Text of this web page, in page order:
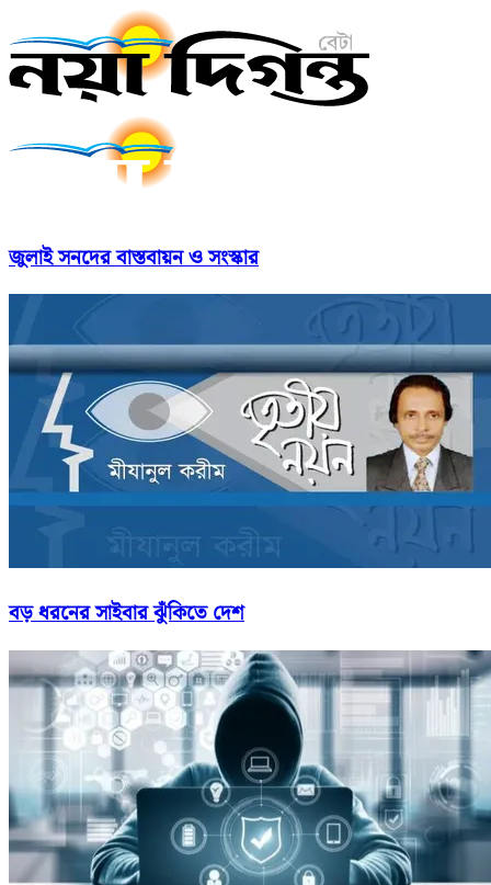
জুলাই সনদের বাস্তবায়ন ও সংস্কার
বড় ধরনের সাইবার ঝুঁকিতে দেশ